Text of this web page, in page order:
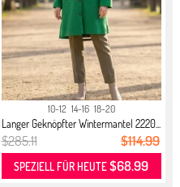
10-12 14-16 18-20
Langer Geknöpfter Wintermantel 2220...
$285.11 $114.99
SPEZIELL FÜR HEUTE$68.99